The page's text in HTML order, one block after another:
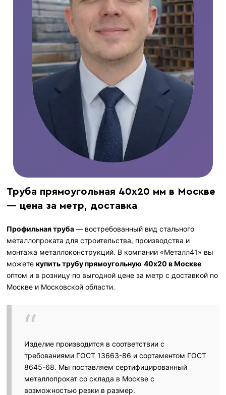
Труба прямоугольная 40х20 мм в Москве
— цена за метр, доставка
Профильная труба— востребованный вид стального
металлопроката для строительства, производства и
монтажа металлоконструкций. В компании «Металл41» вы
можетекупить трубу прямоугольн​ую 40х20 в Москве
оптом и в розницу по выгодной цене за метр с доставкой по
Москве и Московской области.
Изделие производится в соответствии с
требованиями ГОСТ 13663-86 и сортаментом ГОСТ
8645-68. Мы поставляем сертифицированный
металлопрокат со склада в Москве с
возможностью резки в размер.